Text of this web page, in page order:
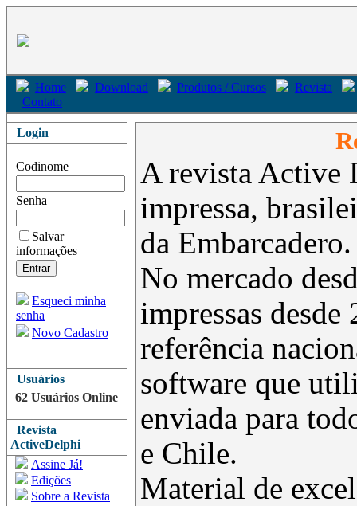
Home Download Produtos / Cursos
Revista
Contato
Login
Codinome
Senha
Salvar
informações
Esqueci minha
senha
Novo Cadastro
Usuários
62 Usuários Online
Revista
ActiveDelphi
Assine Já!
Edições
Sobre a Revista
A revista Active
impressa,
da Embarcadero.
No mercado
impressas
referência
software que
enviada para
e Chile.
Material de